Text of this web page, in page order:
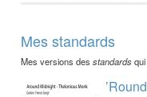
Mes standards
Mes versions desstandards